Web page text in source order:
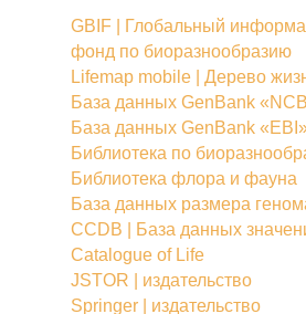
GBIF | Глобальный
фонд по биоразнообразию
Lifemap mobile | Дерево
База данных GenBank
База данных GenBank
Библиотека по
Библиотека флора и фауна
База данных размера
CCDB | База данных
Catalogue of Life
JSTOR | издательство
Springer | издательство